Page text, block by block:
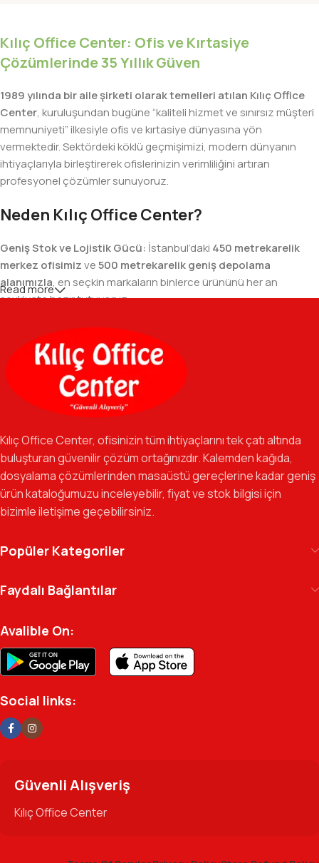
Kılıç Office Center: Ofis ve Kırtasiye
Çözümlerinde 35 Yıllık Güven
1989 yılında bir aile şirketi olarak temelleri atılan Kılıç Office
Center, kuruluşundan bugüne “kaliteli hizmet ve sınırsız müşteri
memnuniyeti” ilkesiyle ofis ve kırtasiye dünyasına yön
vermektedir. Sektördeki köklü geçmişimizi, modern dünyanın
ihtiyaçlarıyla birleştirerek ofislerinizin verimliliğini artıran
profesyonel çözümler sunuyoruz.
Neden Kılıç Office Center?
Geniş Stok ve Lojistik Gücü: İstanbul’daki 450 metrekarelik
merkez ofisimizve500 metrekarelik geniş depolama
alanımızla, en seçkin markaların binlerce ürününü her an
sevkiyata hazır tutuyoruz.
Geniş Ürün Yelpazesi:Temel kırtasiye malzemelerinden teknik
ofis gereçlerine kadar, iş hayatınızda ihtiyaç duyduğunuz her
şeyi tek bir çatı altında, en uygun fiyat avantajlarıyla bulmanızı
sağlıyoruz.
Özverili Takım Ruhu:İşini tutkuyla yapan, güler yüzlü ve çözüm
güvenilir bir yol arkadaşı olmayı hedefliyoruz.
Gelecek Vizyonu:Kurumsal kimliğimizi yeni iş birlikleri ve global
markalarla güçlendirerek, Türkiye genelinde müşteri ağımızı her
geçen gün büyütmeye devam ediyoruz.
Kılıç Office Center
arşivinizdeki dosyaya kadar her detayda yanınızda.
Ofisinizin enerjisini ve verimliliğini artırmak için
profesyonel kadromuzla hizmetinizdeyiz.
Read more
Kılıç Office Center, ofisinizin tüm ihtiyaçlarını tek çatı altında
buluşturan güvenilir çözüm ortağınızdır. Kalemden kağıda,
dosyalama çözümlerinden masaüstü gereçlerine kadar geniş
ürün kataloğumuzu inceleyebilir, fiyat ve stok bilgisi için
bizimle iletişime geçebilirsiniz.
Popüler Kategoriler
Faydalı Bağlantılar
Avalible On:
Social links:
Güvenli Alışveriş
Kılıç Office Center